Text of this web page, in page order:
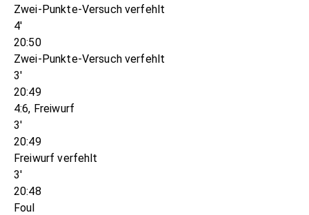
Zwei-Punkte-Versuch verfehlt
4'
20:50
Zwei-Punkte-Versuch verfehlt
3'
20:49
4:6, Freiwurf
3'
20:49
Freiwurf verfehlt
3'
20:48
Foul